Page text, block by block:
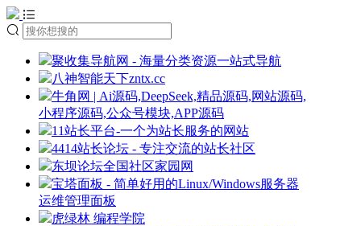
聚收集导航网 - 海量分类资源一站式导航
八神智能天下zntx.cc
牛角网 | Ai源码,DeepSeek,精品源码,网站源码,
小程序源码,公众号模块,APP源码
11站长平台-一个为站长服务的网站
4414站长论坛 - 专注交流的站长社区
东坝论坛全国社区家园网
宝塔面板 - 简单好用的Linux/Windows服务器
运维管理面板
虎绿林 编程学院